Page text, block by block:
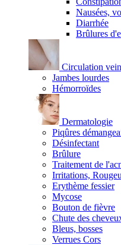
Nausées,
Diarrhée
Brûlures
Circulation
Jambes lourdes
Hémorroïdes
Dermatologie
Piqûres
Désinfectant
Brûlure
Traitement de
Irritations,
Erythème fessier
Mycose
Bouton de fièvre
Chute des
Bleus, bosses
Verrues Cors